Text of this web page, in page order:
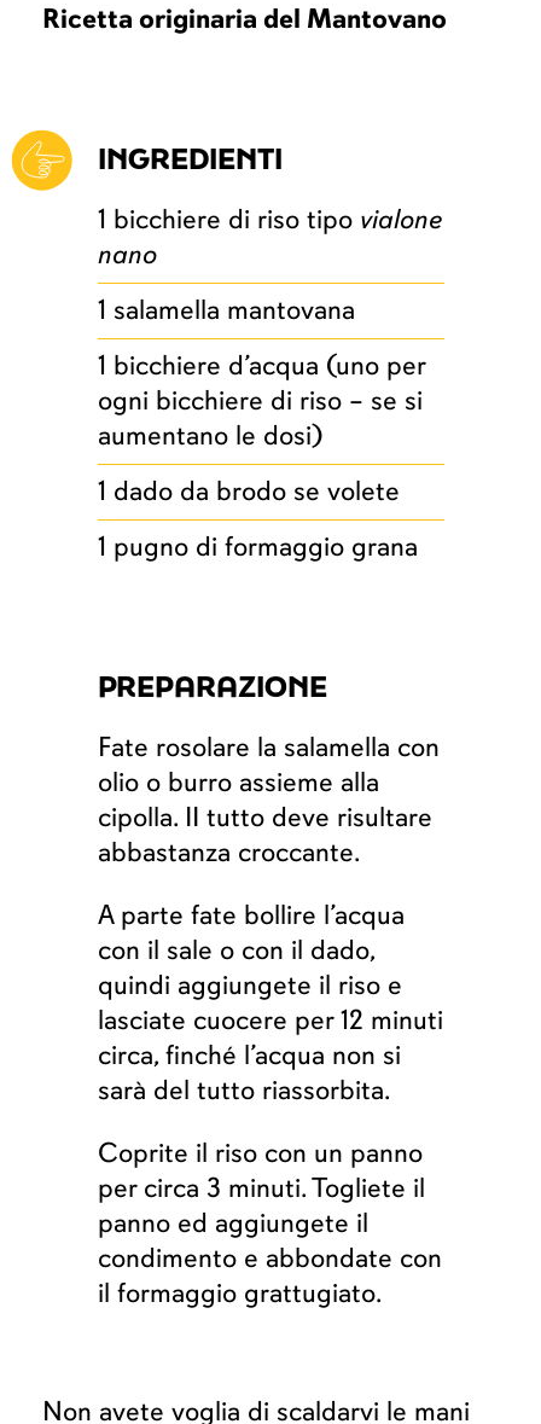
Ricetta originaria del Mantovano
INGREDIENTI
1 bicchiere di riso tipo vialone
nano
1 salamella mantovana
1 bicchiere d’acqua (uno per
ogni bicchiere di riso – se si
aumentano le dosi)
1 dado da brodo se volete
1 pugno di formaggio grana
PREPARAZIONE
Fate rosolare la salamella con
olio o burro assieme alla
cipolla. II tutto deve risultare
abbastanza croccante.
A parte fate bollire l’acqua
con il sale o con il dado,
quindi aggiungete il riso e
lasciate cuocere per 12 minuti
circa, finché l’acqua non si
sarà del tutto riassorbita.
Coprite il riso con un panno
per circa 3 minuti. Togliete il
panno ed aggiungete il
condimento e abbondate con
il formaggio grattugiato.
Non avete voglia di scaldarvi le mani